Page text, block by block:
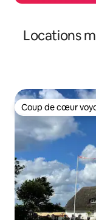
Locations
Coup de cœur
Coup de cœur